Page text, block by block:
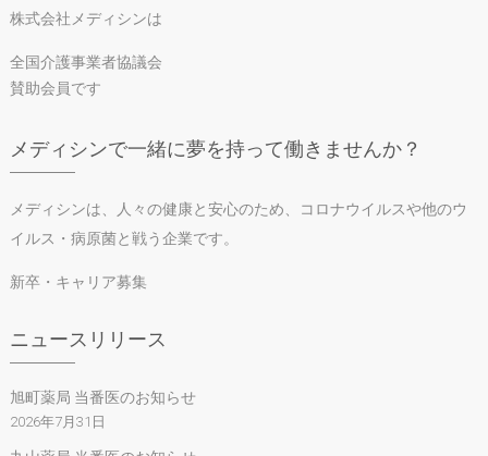
株式会社メディシンは
全国介護事業者協議会
賛助会員です
メディシンで一緒に夢を持って働きませんか？
メディシンは、人々の健康と安心のため、コロナウイルスや他のウ
イルス・病原菌と戦う企業です。
新卒・キャリア募集
ニュースリリース
旭町薬局 当番医のお知らせ
2026年7月31日